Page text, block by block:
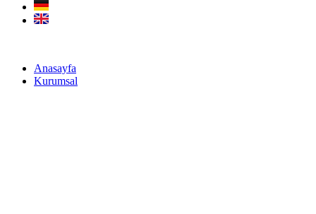
Anasayfa
Kurumsal